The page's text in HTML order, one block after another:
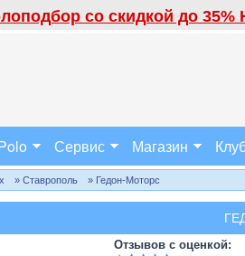
со скидкой до
Сервис Магазин
» Ставрополь » Гедон-Моторс
Отзывов с оценкой: